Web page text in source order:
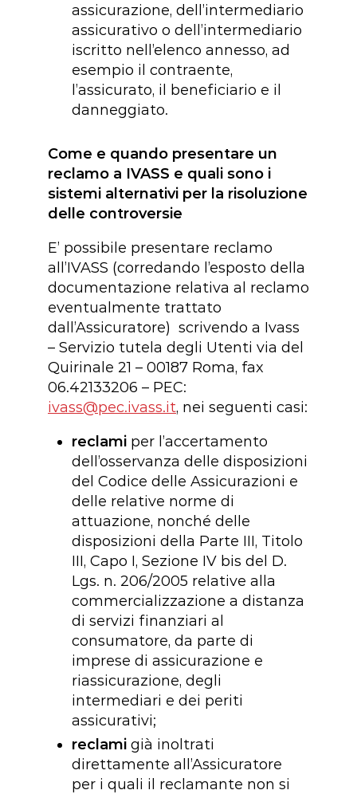
assicurazione, dell’intermediario
assicurativo o dell’intermediario
iscritto nell’elenco annesso, ad
esempio il contraente,
l’assicurato, il beneficiario e il
danneggiato.
Come e quando presentare un
reclamo a IVASS e quali sono i
sistemi alternativi per la risoluzione
delle controversie
E’ possibile presentare reclamo
all’IVASS (corredando l’esposto della
documentazione relativa al reclamo
eventualmente trattato
dall’Assicuratore) scrivendo a Ivass
– Servizio tutela degli Utenti via del
Quirinale 21 – 00187 Roma, fax
06.42133206 – PEC:
ivass@pec.ivass.it, nei seguenti casi:
reclami per l’accertamento
dell’osservanza delle disposizioni
del Codice delle Assicurazioni e
delle relative norme di
attuazione, nonché delle
disposizioni della Parte III, Titolo
III, Capo I, Sezione IV bis del D.
Lgs. n. 206/2005 relative alla
commercializzazione a distanza
di servizi finanziari al
consumatore, da parte di
imprese di assicurazione e
riassicurazione, degli
intermediari e dei periti
assicurativi;
reclami già inoltrati
direttamente all’Assicuratore
per i quali il reclamante non si